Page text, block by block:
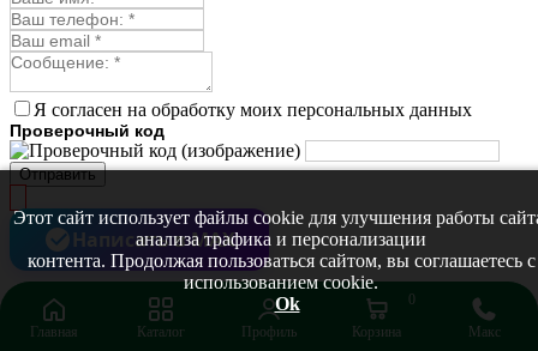
Этот сайт использует файлы cookie для улучшения работы
анализа трафика и персонализации
контента. Продолжая пользоваться сайтом, вы соглашаетесь с
использованием cookie.
Ok
Я согласен на обработку моих персональных данных
Проверочный код
Отправить
Главная Каталог Профиль
0
Корзина
Макс
Написать в MAX